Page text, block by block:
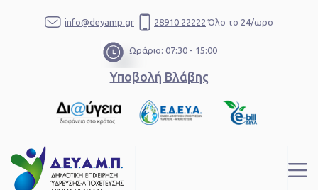
info@deyamp.gr 28910 22222 Όλο το 24/ωρο
Ωράριο: 07:30 - 15:00
Υποβολή Βλάβης